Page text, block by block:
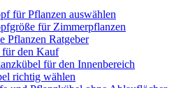
für Pflanzen auswählen
für Zimmerpflanzen
Pflanzen Ratgeber
den Kauf
für den Innenbereich
richtig wählen